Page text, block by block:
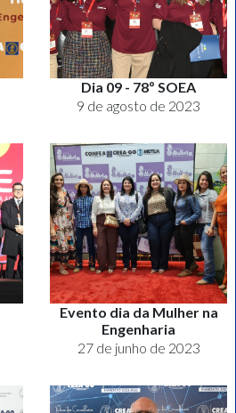
Dia 09 - 78º SOEA
9 de agosto de 2023
Evento dia da Mulher na
Engenharia
27 de junho de 2023